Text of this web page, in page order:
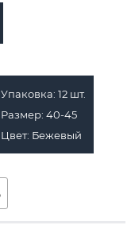
Упаковка: 12 шт.
Размер: 40-45
Цвет: Бежевый